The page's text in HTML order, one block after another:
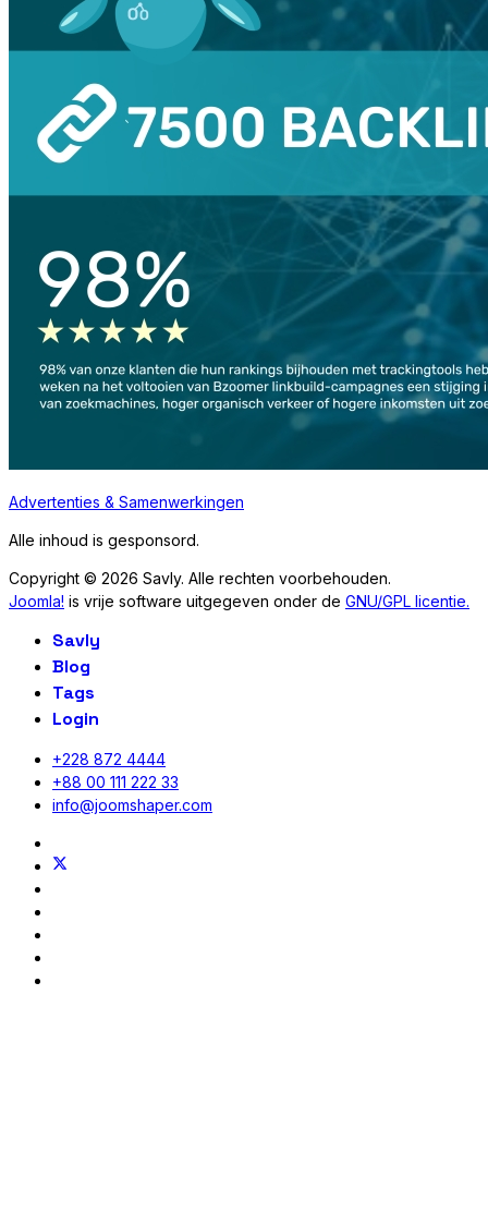
Advertenties & Samenwerkingen
Alle inhoud is gesponsord.
Copyright © 2026 Savly. Alle rechten voorbehouden.
Joomla! is vrije software uitgegeven onder de GNU/GPL licentie.
Savly
Blog
Tags
Login
+228 872 4444
+88 00 111 222 33
info@joomshaper.com